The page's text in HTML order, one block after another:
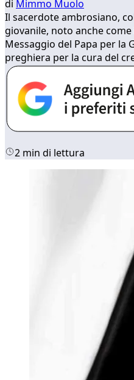
di Mimmo Muolo
Il sacerdote ambrosiano,
giovanile, noto anche
Messaggio del Papa per la
preghiera per la cura del
2 min di lettura